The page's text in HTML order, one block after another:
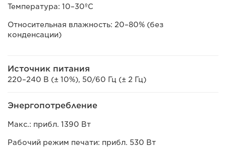
Температура: 10–30ºC
Относительная влажность: 20–80% (без
конденсации)
Источник питания
220–240 В (± 10%), 50/60 Гц (± 2 Гц)
Энергопотребление
Макс.: прибл. 1390 Вт
Рабочий режим печати: прибл. 530 Вт